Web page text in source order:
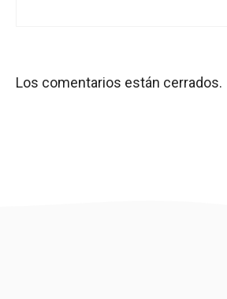
Los comentarios están cerrados.